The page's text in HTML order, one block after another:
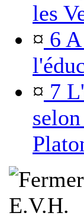
les
¤ 6
¤ 7
E.V.H.